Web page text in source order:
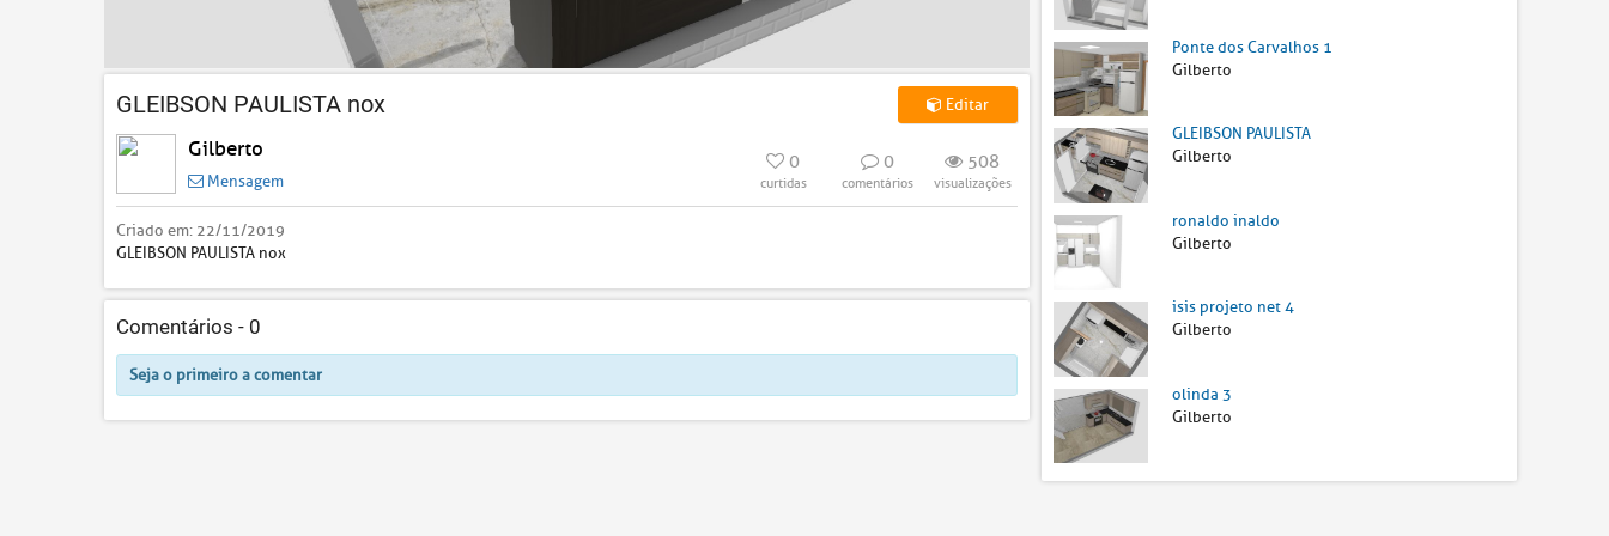
GLEIBSON PAULISTA nox Editar
Gilberto
Mensagem
0
curtidas
0
comentários
508
visualizações
Criado em: 22/11/2019
GLEIBSON PAULISTA nox
Comentários - 0
Seja o primeiro a comentar
Ponte dos Carvalhos 1
Gilberto
GLEIBSON PAULISTA
Gilberto
ronaldo inaldo
Gilberto
isis projeto net 4
Gilberto
olinda 3
Gilberto